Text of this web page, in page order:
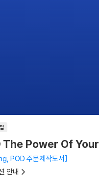
The Power Of
POD 주문제작도서
안내